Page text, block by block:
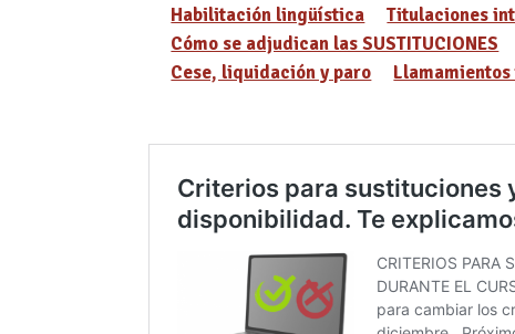
Habilitación lingüística
Titulaciones
Cómo se adjudican las SUSTITUCIONES
Cese, liquidación y paro